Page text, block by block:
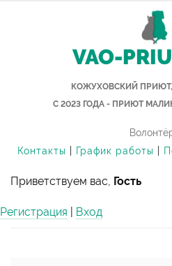
VAO-
КОЖУХОВСКИЙ ПРИЮТ,
С 2023 ГОДА - ПРИЮТ
Контакты
График работы
Приветствуем вас, Гость
Регистрация Вход